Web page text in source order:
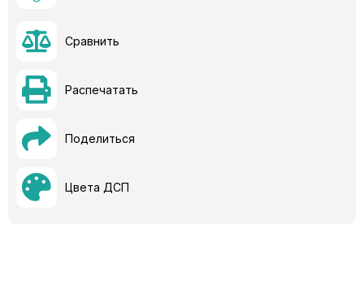
Сравнить
Распечатать
Поделиться
Цвета ДСП